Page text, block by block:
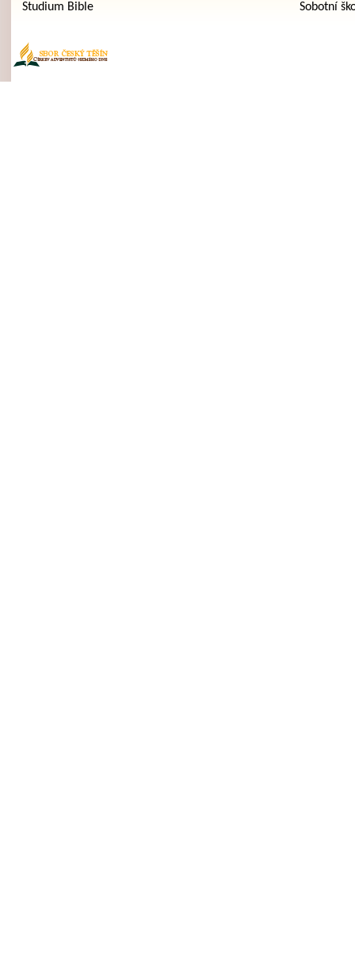
Studium Bible
Sobotní